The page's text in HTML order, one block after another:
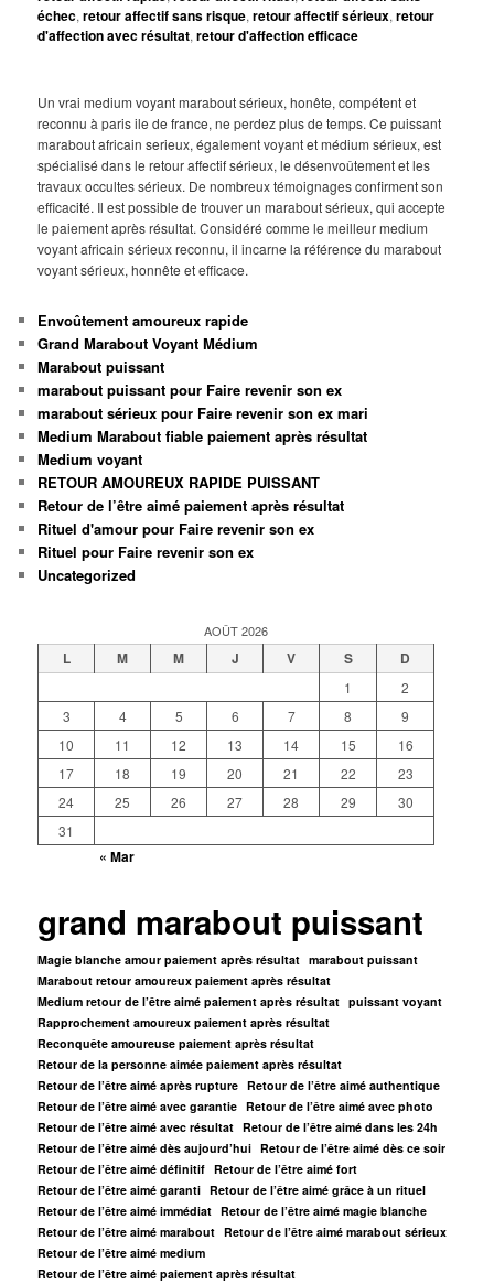
échec,retour affectif sans risque,retour affectif sérieux,retour
d'affection avec résultat,retour d'affection efficace
Un vrai medium voyant marabout sérieux, honête, compétent et
reconnu à paris ile de france, ne perdez plus de temps. Ce puissant
marabout africain serieux, également voyant et médium sérieux, est
spécialisé dans le retour affectif sérieux, le désenvoûtement et les
travaux occultes sérieux. De nombreux témoignages confirment son
efficacité. Il est possible de trouver un marabout sérieux, qui accepte
le paiement après résultat. Considéré comme le meilleur medium
voyant africain sérieux reconnu, il incarne la référence du marabout
voyant sérieux, honnête et efficace.
Envoûtement amoureux rapide
Grand Marabout Voyant Médium
Marabout puissant
marabout puissant pour Faire revenir son ex
marabout sérieux pour Faire revenir son ex mari
Medium Marabout fiable paiement après résultat
Medium voyant
RETOUR AMOUREUX RAPIDE PUISSANT
Retour de l’être aimé paiement après résultat
Rituel d'amour pour Faire revenir son ex
Rituel pour Faire revenir son ex
Uncategorized
AOÛT 2026
L M M J V S D
1
2
3
4 5 6 7 8
9
10
11 12 13 14 15
16
17
18 19 20 21 22
23
24
25 26 27 28 29
30
31
« Mar
grand marabout puissant
Magie blanche amour paiement après résultat marabout puissant
Marabout retour amoureux paiement après résultat
Medium retour de l’être aimé paiement après résultat puissant voyant
Rapprochement amoureux paiement après résultat
Reconquête amoureuse paiement après résultat
Retour de la personne aimée paiement après résultat
Retour de l’être aimé après rupture Retour de l’être aimé authentique
Retour de l’être aimé avec garantie Retour de l’être aimé avec photo
Retour de l’être aimé avec résultat Retour de l’être aimé dans les 24h
Retour de l’être aimé dès aujourd’hui Retour de l’être aimé dès ce soir
Retour de l’être aimé définitif Retour de l’être aimé fort
Retour de l’être aimé garanti Retour de l’être aimé grâce à un rituel
Retour de l’être aimé immédiat Retour de l’être aimé magie blanche
Retour de l’être aimé marabout Retour de l’être aimé marabout sérieux
Retour de l’être aimé medium
Retour de l’être aimé paiement après résultat